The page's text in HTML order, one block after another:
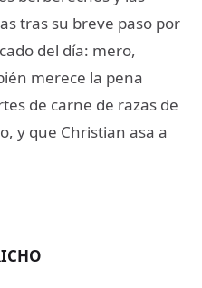
tras su breve paso por
del día: mero,
merece la pena
de carne de razas de
y que Christian asa a